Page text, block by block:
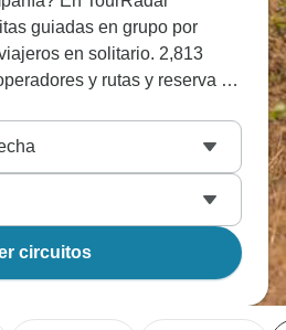
guiadas en grupo por
en solitario. 2,813
y rutas y reserva el
de forma flexible.
circuitos